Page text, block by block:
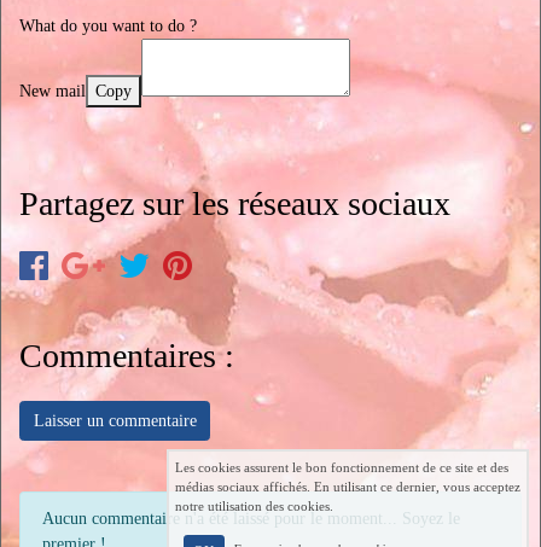
What do you want to do ?
New mail Copy
Partagez sur les réseaux sociaux
Commentaires :
Laisser un commentaire
Aucun commentaire n'a été laissé pour le moment... Soyez le
Les cookies assurent le bon fonctionnement de ce site et des
médias sociaux affichés. En utilisant ce dernier, vous acceptez
notre utilisation des cookies.